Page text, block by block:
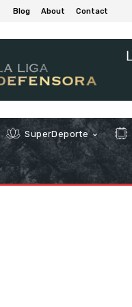
Blog About Contact
SuperDeporte